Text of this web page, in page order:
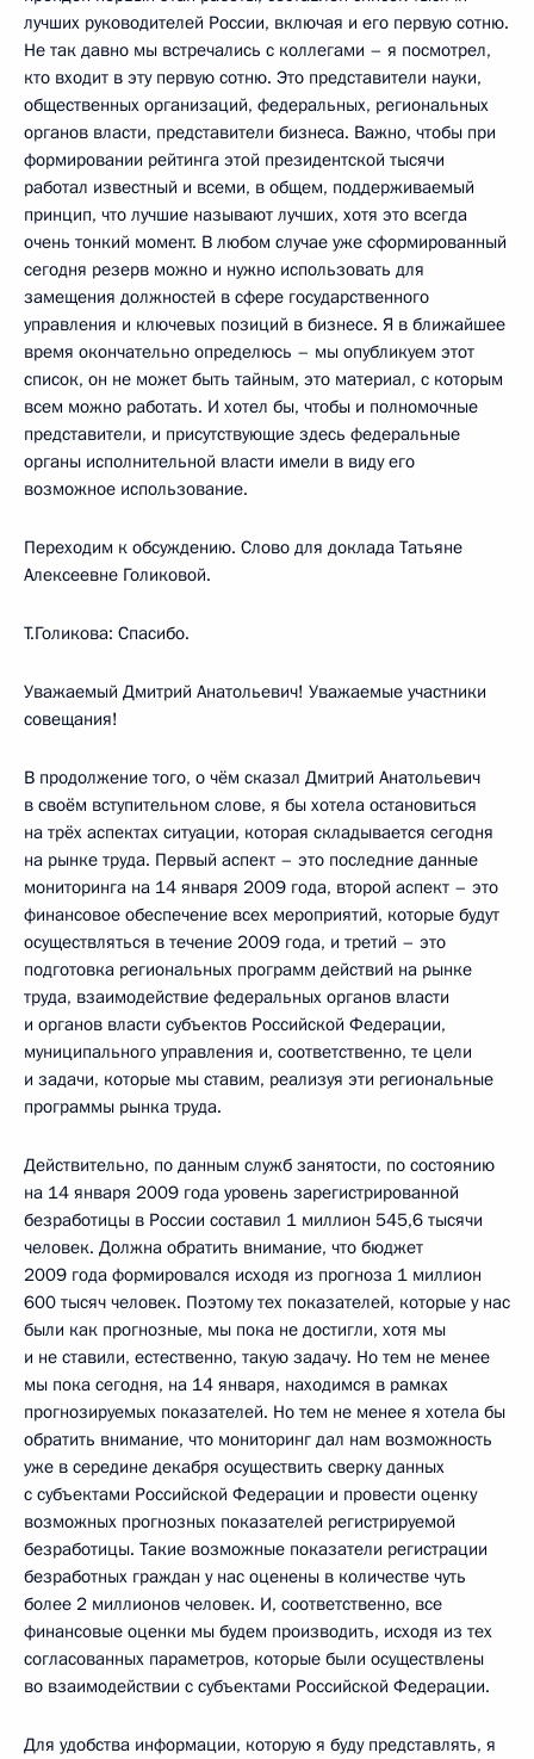
лучших руководителей России, включая и его первую сотню.
Не так давно мы встречались с коллегами – я посмотрел,
кто входит в эту первую сотню. Это представители науки,
общественных организаций, федеральных, региональных
органов власти, представители бизнеса. Важно, чтобы при
формировании рейтинга этой президентской тысячи
работал известный и всеми, в общем, поддерживаемый
принцип, что лучшие называют лучших, хотя это всегда
очень тонкий момент. В любом случае уже сформированный
сегодня резерв можно и нужно использовать для
замещения должностей в сфере государственного
управления и ключевых позиций в бизнесе. Я в ближайшее
время окончательно определюсь – мы опубликуем этот
список, он не может быть тайным, это материал, с которым
всем можно работать. И хотел бы, чтобы и полномочные
представители, и присутствующие здесь федеральные
органы исполнительной власти имели в виду его
возможное использование.
Переходим к обсуждению. Слово для доклада Татьяне
Алексеевне Голиковой.
Т.Голикова: Спасибо.
Уважаемый Дмитрий Анатольевич! Уважаемые участники
совещания!
В продолжение того, о чём сказал Дмитрий Анатольевич
в своём вступительном слове, я бы хотела остановиться
на трёх аспектах ситуации, которая складывается сегодня
на рынке труда. Первый аспект – это последние данные
мониторинга на 14 января 2009 года, второй аспект – это
финансовое обеспечение всех мероприятий, которые будут
осуществляться в течение 2009 года, и третий – это
подготовка региональных программ действий на рынке
труда, взаимодействие федеральных органов власти
и органов власти субъектов Российской Федерации,
муниципального управления и, соответственно, те цели
и задачи, которые мы ставим, реализуя эти региональные
программы рынка труда.
Действительно, по данным служб занятости, по состоянию
на 14 января 2009 года уровень зарегистрированной
безработицы в России составил 1 миллион 545,6 тысячи
человек. Должна обратить внимание, что бюджет
2009 года формировался исходя из прогноза 1 миллион
600 тысяч человек. Поэтому тех показателей, которые у нас
были как прогнозные, мы пока не достигли, хотя мы
и не ставили, естественно, такую задачу. Но тем не менее
мы пока сегодня, на 14 января, находимся в рамках
прогнозируемых показателей. Но тем не менее я хотела бы
обратить внимание, что мониторинг дал нам возможность
уже в середине декабря осуществить сверку данных
с субъектами Российской Федерации и провести оценку
возможных прогнозных показателей регистрируемой
безработицы. Такие возможные показатели регистрации
безработных граждан у нас оценены в количестве чуть
более 2 миллионов человек. И, соответственно, все
финансовые оценки мы будем производить, исходя из тех
согласованных параметров, которые были осуществлены
во взаимодействии с субъектами Российской Федерации.
Для удобства информации, которую я буду представлять, я